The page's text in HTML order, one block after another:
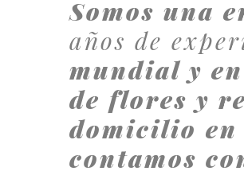
Somos una
años de
mundial y
de flores y
domicilio en
contamos